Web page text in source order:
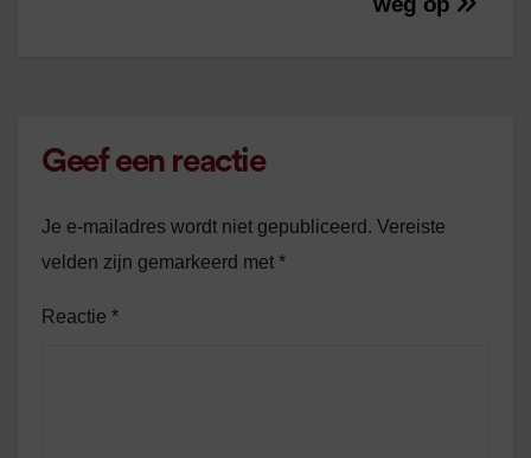
Geef een reactie
Je e-mailadres wordt niet gepubliceerd. Vereiste
velden zijn gemarkeerd met *
Reactie *